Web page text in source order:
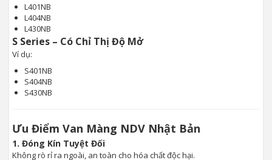
L401NB
L404NB
L430NB
S Series – Có Chỉ Thị Độ Mở
Ví dụ:
S401NB
S404NB
S430NB
Ưu Điểm Van Màng NDV Nhật Bản
1. Đóng Kín Tuyệt Đối
Không rò rỉ ra ngoài, an toàn cho hóa chất độc hại.